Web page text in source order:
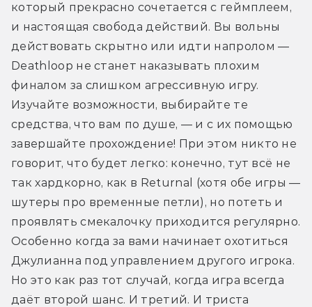
который прекрасно сочетается с геймплеем,
и настоящая свобода действий. Вы вольны
действовать скрытно или идти напролом —
Deathloop не станет наказывать плохим
финалом за слишком агрессивную игру.
Изучайте возможности, выбирайте те
средства, что вам по душе, — и с их помощью
завершайте прохождение! При этом никто не
говорит, что будет легко: конечно, тут всё не
так хардкорно, как в Returnal (хотя обе игры —
шутеры про временные петли), но потеть и
проявлять смекалочку приходится регулярно.
Особенно когда за вами начинает охотиться
Джулианна под управлением другого игрока.
Но это как раз тот случай, когда игра всегда
даёт второй шанс. И третий. И триста